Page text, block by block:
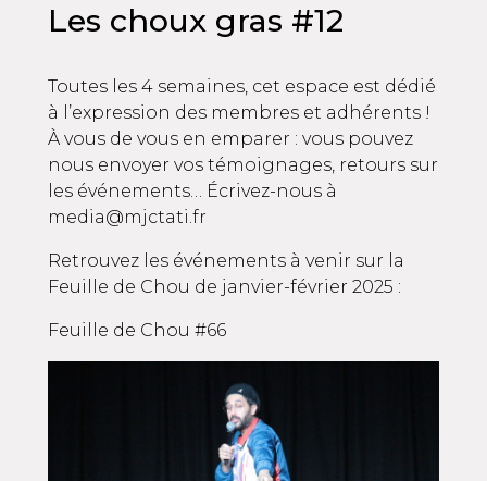
Les choux gras #12
Toutes les 4 semaines, cet espace est dédié
à l’expression des membres et adhérents !
À vous de vous en emparer : vous pouvez
nous envoyer vos témoignages, retours sur
les événements… Écrivez-nous à
media@mjctati.fr
Retrouvez les événements à venir sur la
Feuille de Chou de janvier-février 2025 :
Feuille de Chou #66